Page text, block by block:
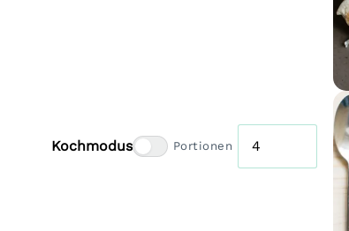
Kochmodus Portionen